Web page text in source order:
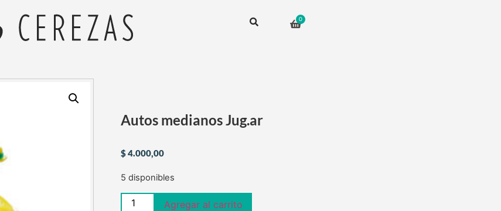
Autos medianos Jug.ar
$4.000,00
5 disponibles
Agregar al carrito